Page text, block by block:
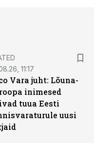
11:17
Vara juht: Lõuna-
inimesed
tuua Eesti
uusi